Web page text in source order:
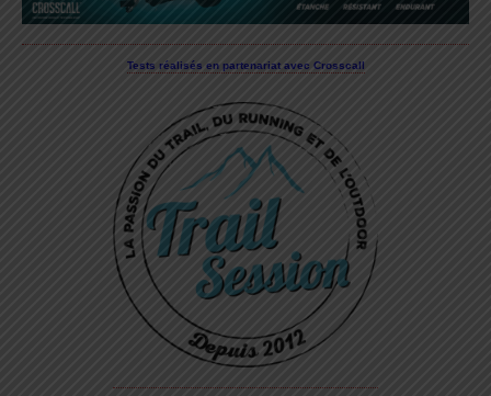
Tests réalisés en partenariat avec Crosscall